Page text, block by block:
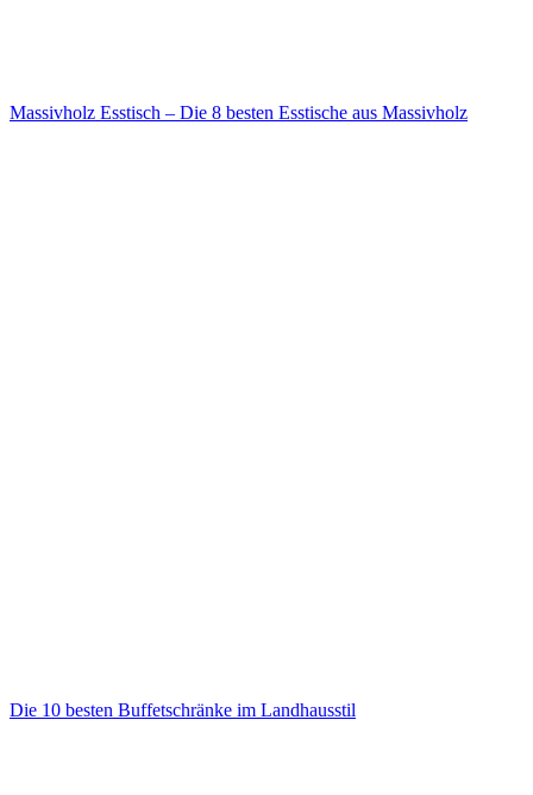
Massivholz Esstisch – Die 8 besten Esstische aus Massivholz
Die 10 besten Buffetschränke im Landhausstil